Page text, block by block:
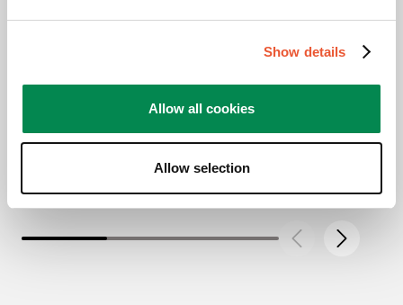
Show details
Allow all cookies
Allow selection
Kabelmanagement
760,00 €